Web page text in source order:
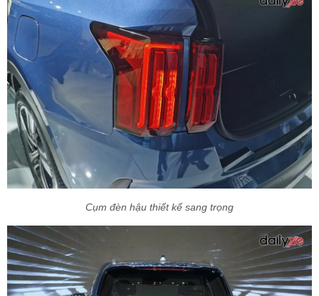
Cụm đèn hậu thiết kế sang trọng